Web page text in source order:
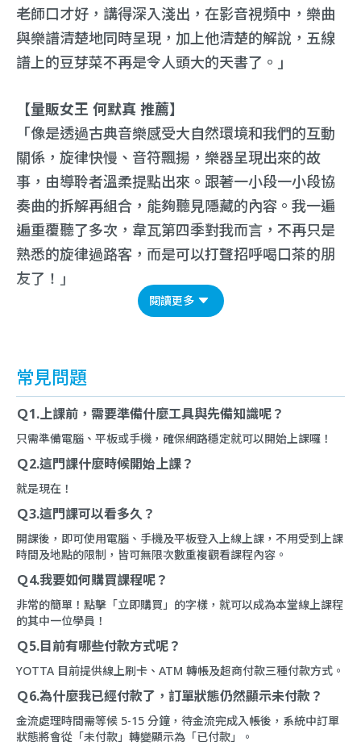
老師口才好，講得深入淺出，在影音視頻中，樂曲
與樂譜清楚地同時呈現，加上他清楚的解說，五線
譜上的豆芽菜不再是令人頭大的天書了。」
【量販女王 何默真 推薦】
「像是透過古典音樂感受大自然環境和我們的互動
關係，旋律快慢、音符飄揚，樂器呈現出來的故
事，由導聆者溫柔提點出來。跟著一小段一小段協
奏曲的拆解再組合，能夠聽見隱藏的內容。我一遍
遍重覆聽了多次，韋瓦第四季對我而言，不再只是
熟悉的旋律過路客，而是可以打聲招呼喝口茶的朋
友了！」
閱讀更多
常見問題
Ｑ1.上課前，需要準備什麼工具與先備知識呢？
只需準備電腦、平板或手機，確保網路穩定就可以開始上課囉！
Ｑ2.這門課什麼時候開始上課？
就是現在！
Ｑ3.這門課可以看多久？
開課後，即可使用電腦、手機及平板登入上線上課，不用受到上課
時間及地點的限制，皆可無限次數重複觀看課程內容。
Ｑ4.我要如何購買課程呢？
非常的簡單！點擊「立即購買」的字樣，就可以成為本堂線上課程
的其中一位學員！
Ｑ5.目前有哪些付款方式呢？
YOTTA 目前提供線上刷卡、ATM 轉帳及超商付款三種付款方式。
Ｑ6.為什麼我已經付款了，訂單狀態仍然顯示未付款？
金流處理時間需等候 5-15 分鐘，待金流完成入帳後，系統中訂單
狀態將會從「未付款」轉變顯示為「已付款」。